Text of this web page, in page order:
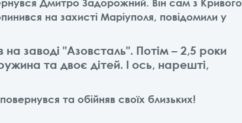
Дмитро Задорожний. Він сам з Кривого
на захисті Маріуполя, повідомили у
заводі "Азовсталь". Потім – 2,5 роки
та двоє дітей. І ось, нарешті,
та обійняв своїх близьких!